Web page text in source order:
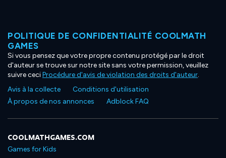
POLITIQUE DE CONFIDENTIALITÉ COOLMATH
GAMES
Si vous pensez que votre propre contenu protégé par le droit
d'auteur se trouve sur notre site sans votre permission, veuillez
suivre ceciProcédure d'avis de violation des droits d'auteur.
Avis à la collecte
Conditions d'utilisation
À propos de nos annonces
Adblock FAQ
COOLMATHGAMES.COM
Games for Kids